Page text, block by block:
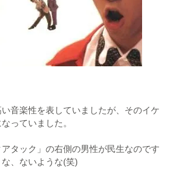
音楽性を表していましたが、そのイケ
っていました。
タック」の右側の男性が民生なのです
、ないような(笑)